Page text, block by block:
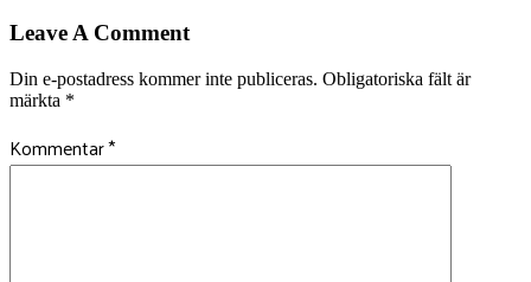
Leave A Comment
Din e-postadress kommer inte publiceras. Obligatoriska fält är
märkta *
Kommentar*